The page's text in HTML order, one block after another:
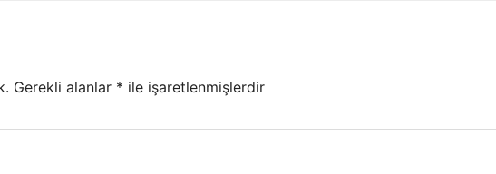
Gerekli alanlar * ile işaretlenmişlerdir